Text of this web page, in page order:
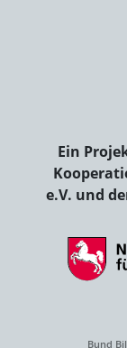
Ein
e.V. und
Bund